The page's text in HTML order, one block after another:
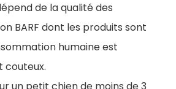
de la qualité des
BARF dont les produits sont
humaine est
couteux.